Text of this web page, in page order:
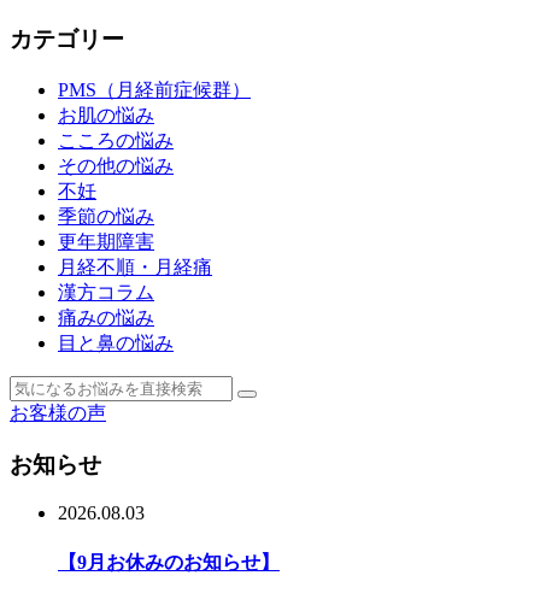
カテゴリー
PMS（月経前症候群）
お肌の悩み
こころの悩み
その他の悩み
不妊
季節の悩み
更年期障害
月経不順・月経痛
漢方コラム
痛みの悩み
目と鼻の悩み
お客様の声
お知らせ
2026.08.03
【9月お休みのお知らせ】